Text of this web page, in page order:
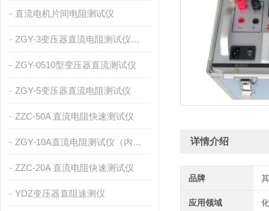
详情介绍
品牌
应用领域
直流电机片间电阻测试仪
ZGY-3变压器直流电阻测试仪（内置充电电池）
ZGY-0510型变压器直流测试仪
ZGY-5变压器直流电阻测试仪
ZZC-50A 直流电阻快速测试仪
ZGY-10A直流电阻测试仪（内置充电电池）
ZZC-20A 直流电阻快速测试仪
YDZ变压器直阻速测仪